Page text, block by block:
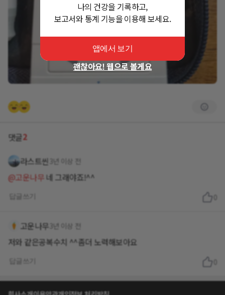
댓글2
라스트씬 3년 이상 전
@고운나무 네 그래야죠!^^
고운나무 3년 이상 전
저와 같은공복수치 ^^좀더 노력해보아요
나의 건강을 기록하고,
보고서와 통계 기능을 이용해 보세요.
앱에서 보기
괜찮아요! 웹으로 볼게요